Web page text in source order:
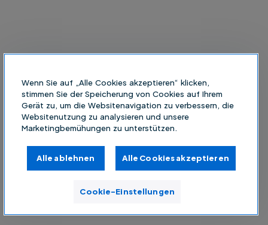
Wenn Sie auf „Alle Cookies akzeptieren“ klicken,
stimmen Sie der Speicherung von Cookies auf Ihrem
Gerät zu, um die Websitenavigation zu verbessern, die
Websitenutzung zu analysieren und unsere
Marketingbemühungen zu unterstützen.
Alle ablehnen Alle Cookies akzeptieren
Cookie-Einstellungen